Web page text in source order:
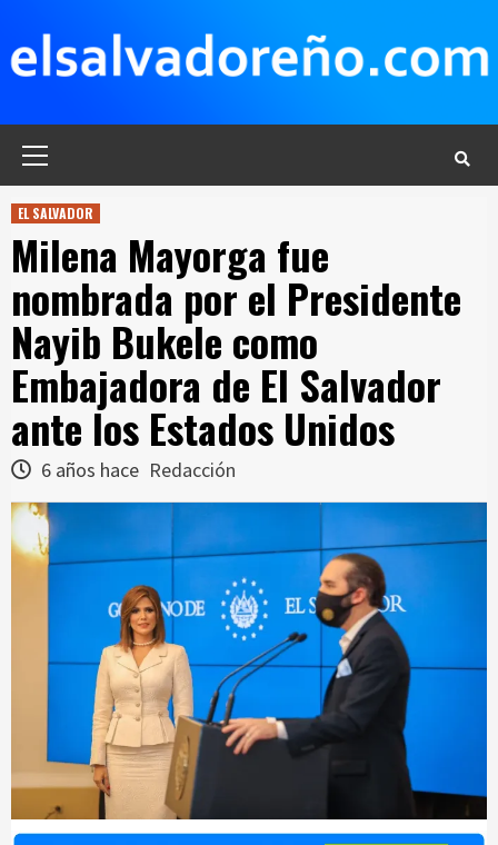
contenido
EL SALVADOR
Milena Mayorga fue
nombrada por el Presidente
Nayib Bukele como
Embajadora de El Salvador
ante los Estados Unidos
6 años hace Redacción